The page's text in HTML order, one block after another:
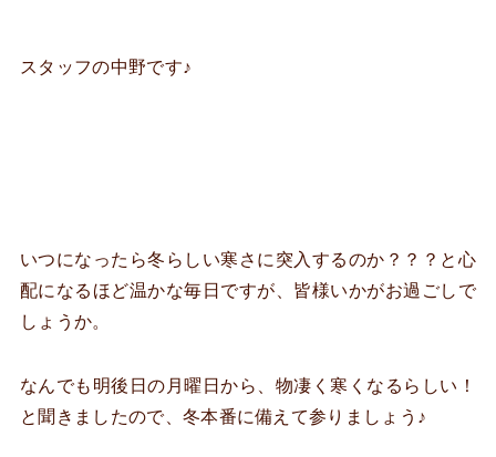
スタッフの中野です♪
いつになったら冬らしい寒さに突入するのか？？？と心
配になるほど温かな毎日ですが、皆様いかがお過ごしで
しょうか。
なんでも明後日の月曜日から、物凄く寒くなるらしい！
と聞きましたので、冬本番に備えて参りましょう♪